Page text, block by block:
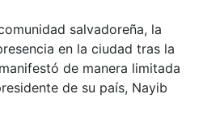
salvadoreña, la
en la ciudad tras la
de manera limitada
de su país, Nayib